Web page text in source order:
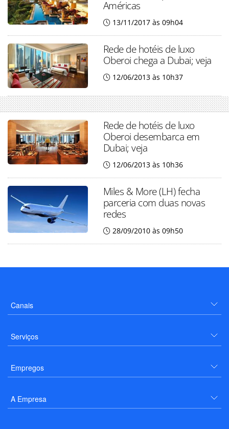
Américas
13/11/2017 às 09h04
Rede de hotéis de luxo
Oberoi chega a Dubai; veja
12/06/2013 às 10h37
Rede de hotéis de luxo
Oberoi desembarca em
Dubai; veja
12/06/2013 às 10h36
Miles & More (LH) fecha
parceria com duas novas
redes
28/09/2010 às 09h50
Canais
Serviços
Empregos
A Empresa